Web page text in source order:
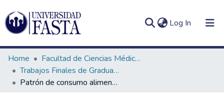
Log In (current)
Home
Facultad de Ciencias Médicas
Trabajos Finales de Graduación de Licenciatura en Nutrición
Patrón de consumo alimentario, suplementos deportivos y composición corporal en hombres que asisten a gimnasios de la ciudad de Olavarría